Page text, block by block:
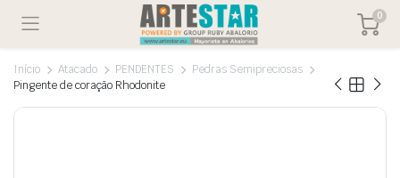
0
Início Atacado PENDENTES
Pedras Semipreciosas
Pingente de coração Rhodonite